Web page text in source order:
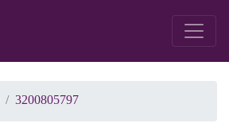
3200805797